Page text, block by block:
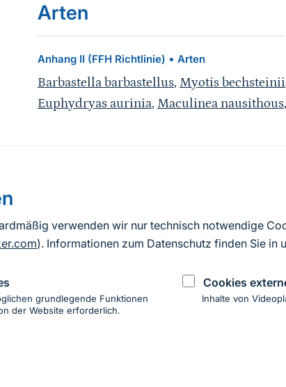
verwenden wir nur technisch notwendige
). Informationen zum Datenschutz finden Sie in
grundlegende Funktionen
der Website erforderlich.
Cookies
Inhalte von
Arten
Anhang II (FFH Richtlinie) • Arten
Barbastella barbastellus, Myotis bechsteinii
Euphydryas aurinia, Maculinea nausithous,
Nach Angaben der an die EU
2019). Aus besonderen Schutzgründen